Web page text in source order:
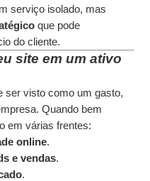
serviço isolado, mas
que pode
do cliente.
site em um ativo
ser visto como um gasto,
Quando bem
em várias frentes:
online.
e vendas.
.